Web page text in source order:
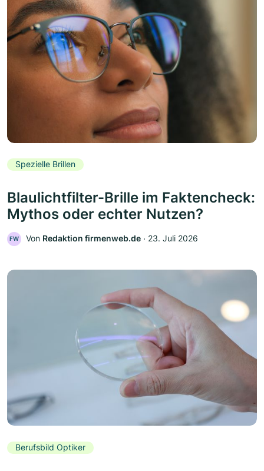
Spezielle Brillen
Blaulichtfilter-Brille im Faktencheck:
Mythos oder echter Nutzen?
FW Von Redaktion firmenweb.de ‧ 23. Juli 2026
Berufsbild Optiker